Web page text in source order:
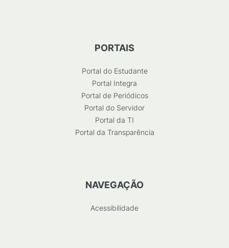
PORTAIS
Portal do Estudante
Portal Integra
Portal de Periódicos
Portal do Servidor
Portal da TI
Portal da Transparência
NAVEGAÇÃO
Acessibilidade